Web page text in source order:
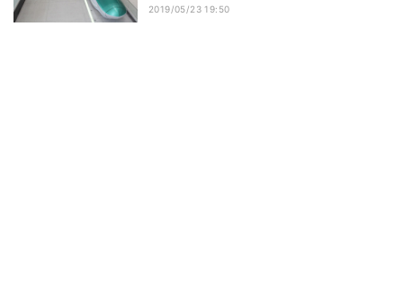
2019/05/23 19:50